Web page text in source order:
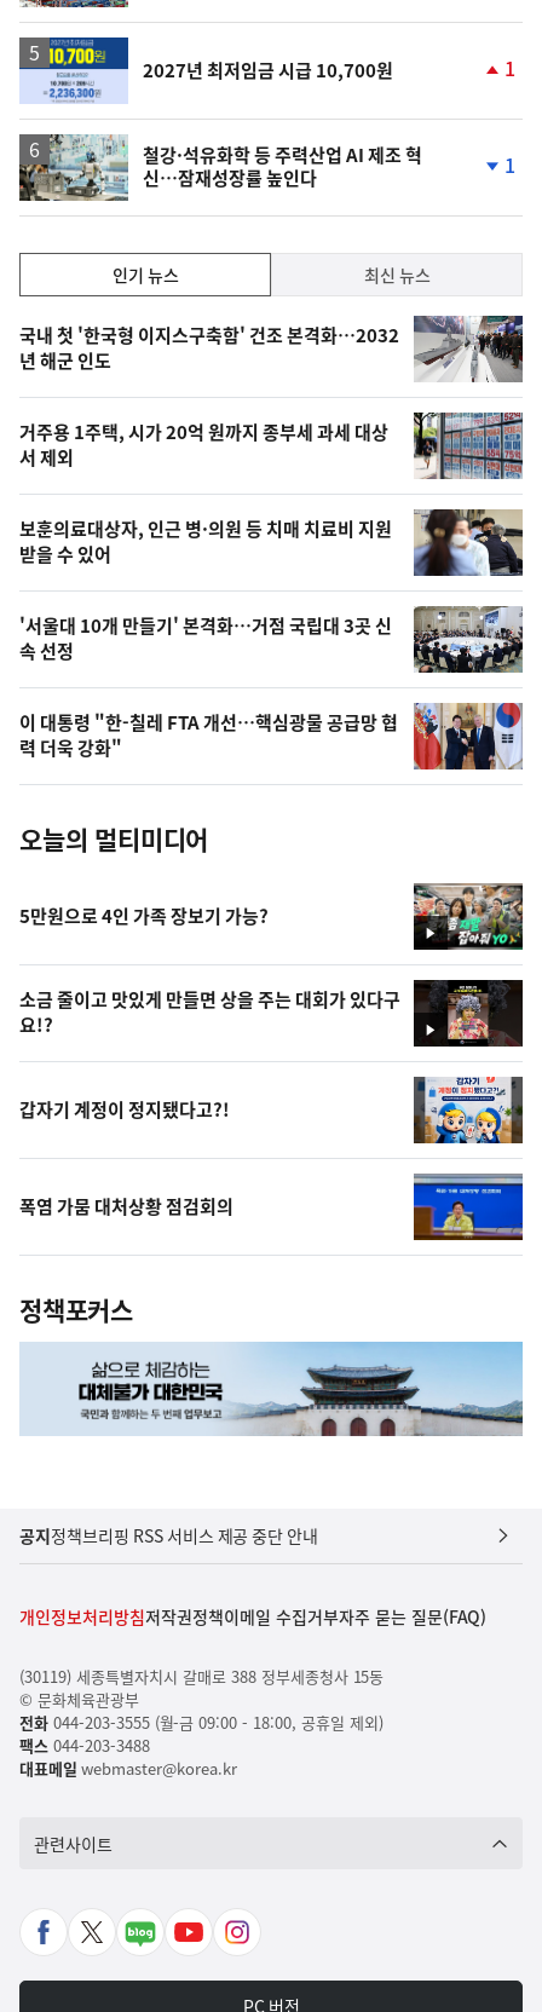
일
2027년 최저임금 시급 10,700원
상
1
철강·석유화학 등 주력산업 AI 제조 혁
신…잠재성장률 높인다
하
락
1
기,
최
신,
오
늘
의
영
상
오
늘
의
사
진
인기 뉴스 최신 뉴스
기
뉴
스
국내 첫 '한국형 이지스구축함' 건조 본격화…2032
년 해군 인도
거주용 1주택, 시가 20억 원까지 종부세 과세 대상
서 제외
보훈의료대상자, 인근 병·의원 등 치매 치료비 지원
받을 수 있어
'서울대 10개 만들기' 본격화…거점 국립대 3곳 신
속 선정
이 대통령 "한-칠레 FTA 개선…핵심광물 공급망 협
력 더욱 강화"
오늘의 멀티미디어
영
상
5만원으로 4인 가족 장보기 가능?
영
상
소금 줄이고 맛있게 만들면 상을 주는 대회가 있다구
요!?
갑자기 계정이 정지됐다고?!
폭염 가뭄 대처상황 점검회의
정책포커스
공지정책브리핑 RSS 서비스 제공 중단 안내
개인정보처리방침저작권정책이메일 수집거부자주 묻는 질문(FAQ)
(30119) 세종특별자치시 갈매로 388 정부세종청사 15동
© 문화체육관광부
전화044-203-3555 (월-금 09:00 - 18:00, 공휴일 제외)
팩스044-203-3488
대표메일 webmaster@korea.kr
관련사이트
페
X
네
유
인
타
PC 버전